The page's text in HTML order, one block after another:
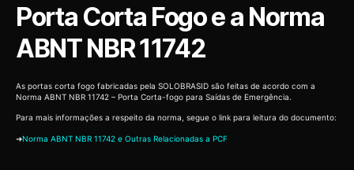
Porta Corta Fogo e a Norma
ABNT NBR 11742
As portas corta fogo fabricadas pela SOLOBRASID são feitas de acordo com a
Norma ABNT NBR 11742 – Porta Corta-fogo para Saídas de Emergência.
Para mais informações a respeito da norma, segue o link para leitura do documento:
➜Norma ABNT NBR 11742 e Outras Relacionadas a PCF